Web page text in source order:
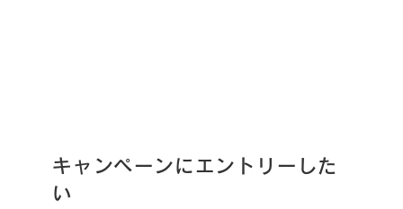
キャンペーンにエントリーした
い